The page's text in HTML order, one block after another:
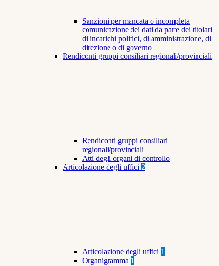
Sanzioni per mancata o incompleta
comunicazione dei dati da parte dei titolari
di incarichi politici, di amministrazione, di
direzione o di governo
Rendiconti gruppi consiliari regionali/provinciali
Rendiconti gruppi consiliari
regionali/provinciali
Atti degli organi di controllo
Articolazione degli uffici 2
Articolazione degli uffici 1
Organigramma 1